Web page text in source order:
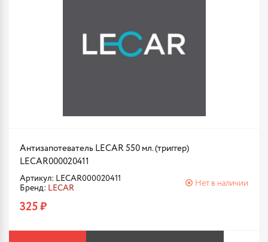
Антизапотеватель LECAR 550 мл. (триггер)
LECAR000020411
Артикул: LECAR000020411
Бренд: LECAR
Нет в наличии
325 ₽